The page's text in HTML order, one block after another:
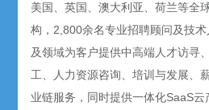
美国、英国、澳大利亚、荷兰等全
构，2,800余名专业招聘顾问及技
及领域为客户提供中高端人才访寻
工、人力资源咨询、培训与发展、
业链服务，同时提供一体化SaaS